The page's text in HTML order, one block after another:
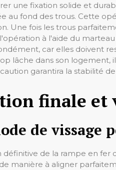
une fixation solide et
au fond des trous. Cette
Une fois les trous
à l'aide du
car elles doivent
lâche dans son logement,
garantira la stabilité
finale et
de vissage
définitive de la rampe en
manière à aligner